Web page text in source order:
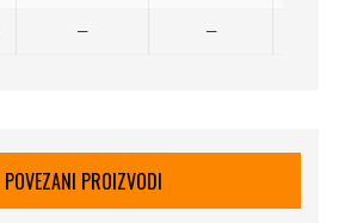
— —
POVEZANI PROIZVODI